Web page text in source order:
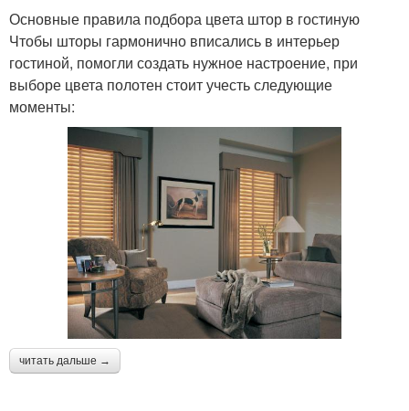
Основные правила подбора цвета штор в гостиную
Чтобы шторы гармонично вписались в интерьер
гостиной, помогли создать нужное настроение, при
выборе цвета полотен стоит учесть следующие
моменты:
читать дальше →